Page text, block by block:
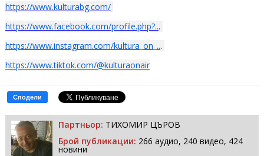
https://www.kulturabg.com/
https://www.facebook.com/profile.php?...
https://www.instagram.com/kultura_on_...
https://www.tiktok.com/@kulturaonair
Сподели
Партньор: ТИХОМИР ЦЪРОВ
Брой публикации: 266 аудио, 240 видео, 424
новини